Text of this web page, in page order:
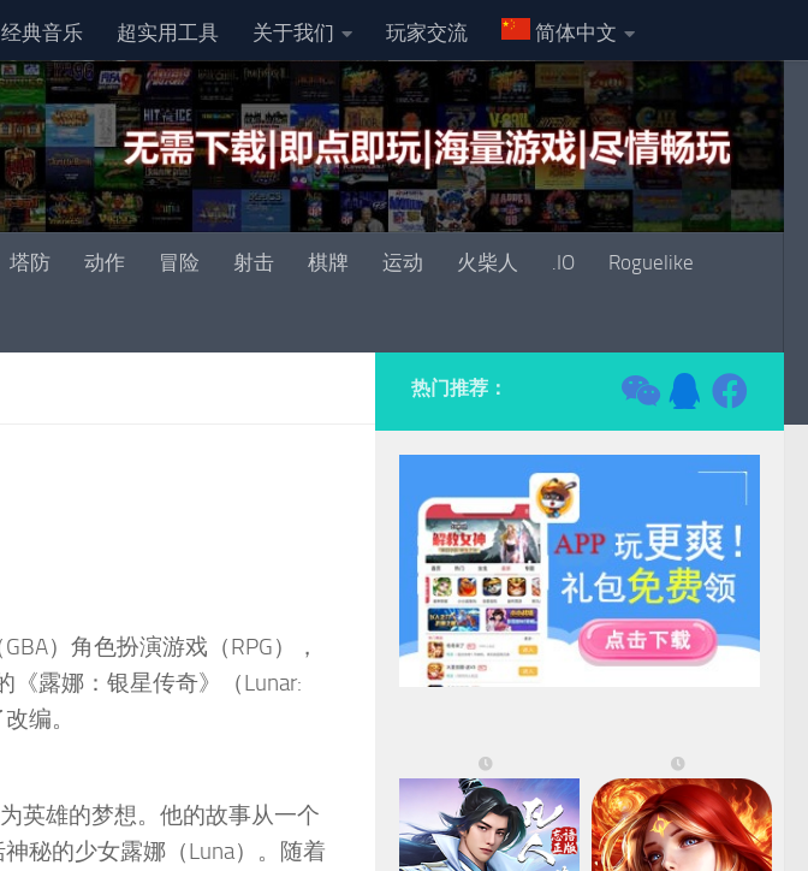
经典音乐 超实用工具 关于我们 玩家交流 简体中文
塔防 动作 冒险 射击 棋牌 运动 火柴人 .IO Roguelike
）角色扮演游戏（RPG），
《露娜：银星传奇》（Lunar:
编。
英雄的梦想。他的故事从一个
秘的少女露娜（Luna）。随着
热门推荐：